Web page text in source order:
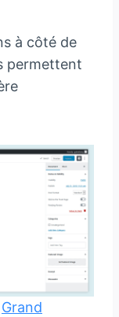
à côté de
permettent
Grand